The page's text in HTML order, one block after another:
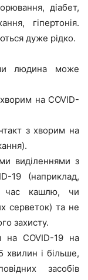
діабет,
гіпертонія.
дуже рідко.
людина може
на COVID-
з хворим на
виділеннями з
19 (наприклад,
час кашлю, чи
серветок) та не
захисту.
COVID-19 на
хвилин і більше,
засобів